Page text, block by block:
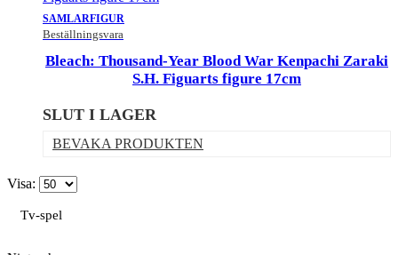
SAMLARFIGUR
Beställningsvara
Bleach: Thousand-Year Blood War Kenpachi Zaraki
S.H. Figuarts figure 17cm
SLUT I LAGER
BEVAKA PRODUKTEN
Visa:
Tv-spel